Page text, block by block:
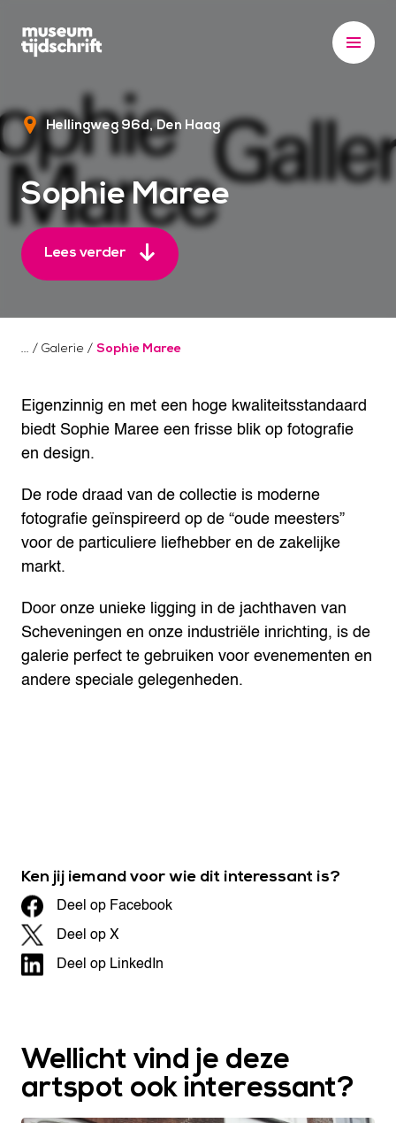
t
o
c
Hellingweg 96d Den Haag
Sophie Maree
Lees verder
/ Galerie / Sophie Maree
Eigenzinnig en met een hoge kwaliteitsstandaard
biedt Sophie Maree een frisse blik op fotografie
en design.
De rode draad van de collectie is moderne
fotografie geïnspireerd op de “oude meesters”
voor de particuliere liefhebber en de zakelijke
markt.
Door onze unieke ligging in de jachthaven van
Scheveningen en onze industriële inrichting, is de
galerie perfect te gebruiken voor evenementen en
andere speciale gelegenheden.
Ken jij iemand voor wie dit interessant is?
Deel op Facebook
Deel op X
Deel op LinkedIn
Wellicht vind je deze
artspot ook interessant?